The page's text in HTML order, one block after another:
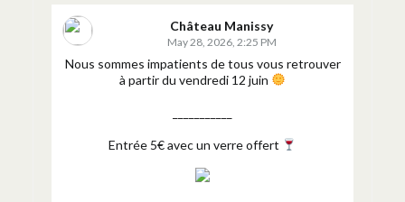
Château Manissy
May 28, 2026, 2:25 PM
Nous sommes impatients de tous vous retrouver
à partir du vendredi 12 juin
Entrée 5€ avec un verre offert